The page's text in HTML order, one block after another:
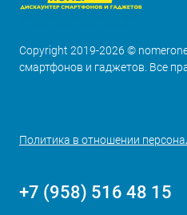
Copyright 2019-2026 ©
смартфонов и гаджетов. Все
Политика в отношении
+7 (958) 516 48 15